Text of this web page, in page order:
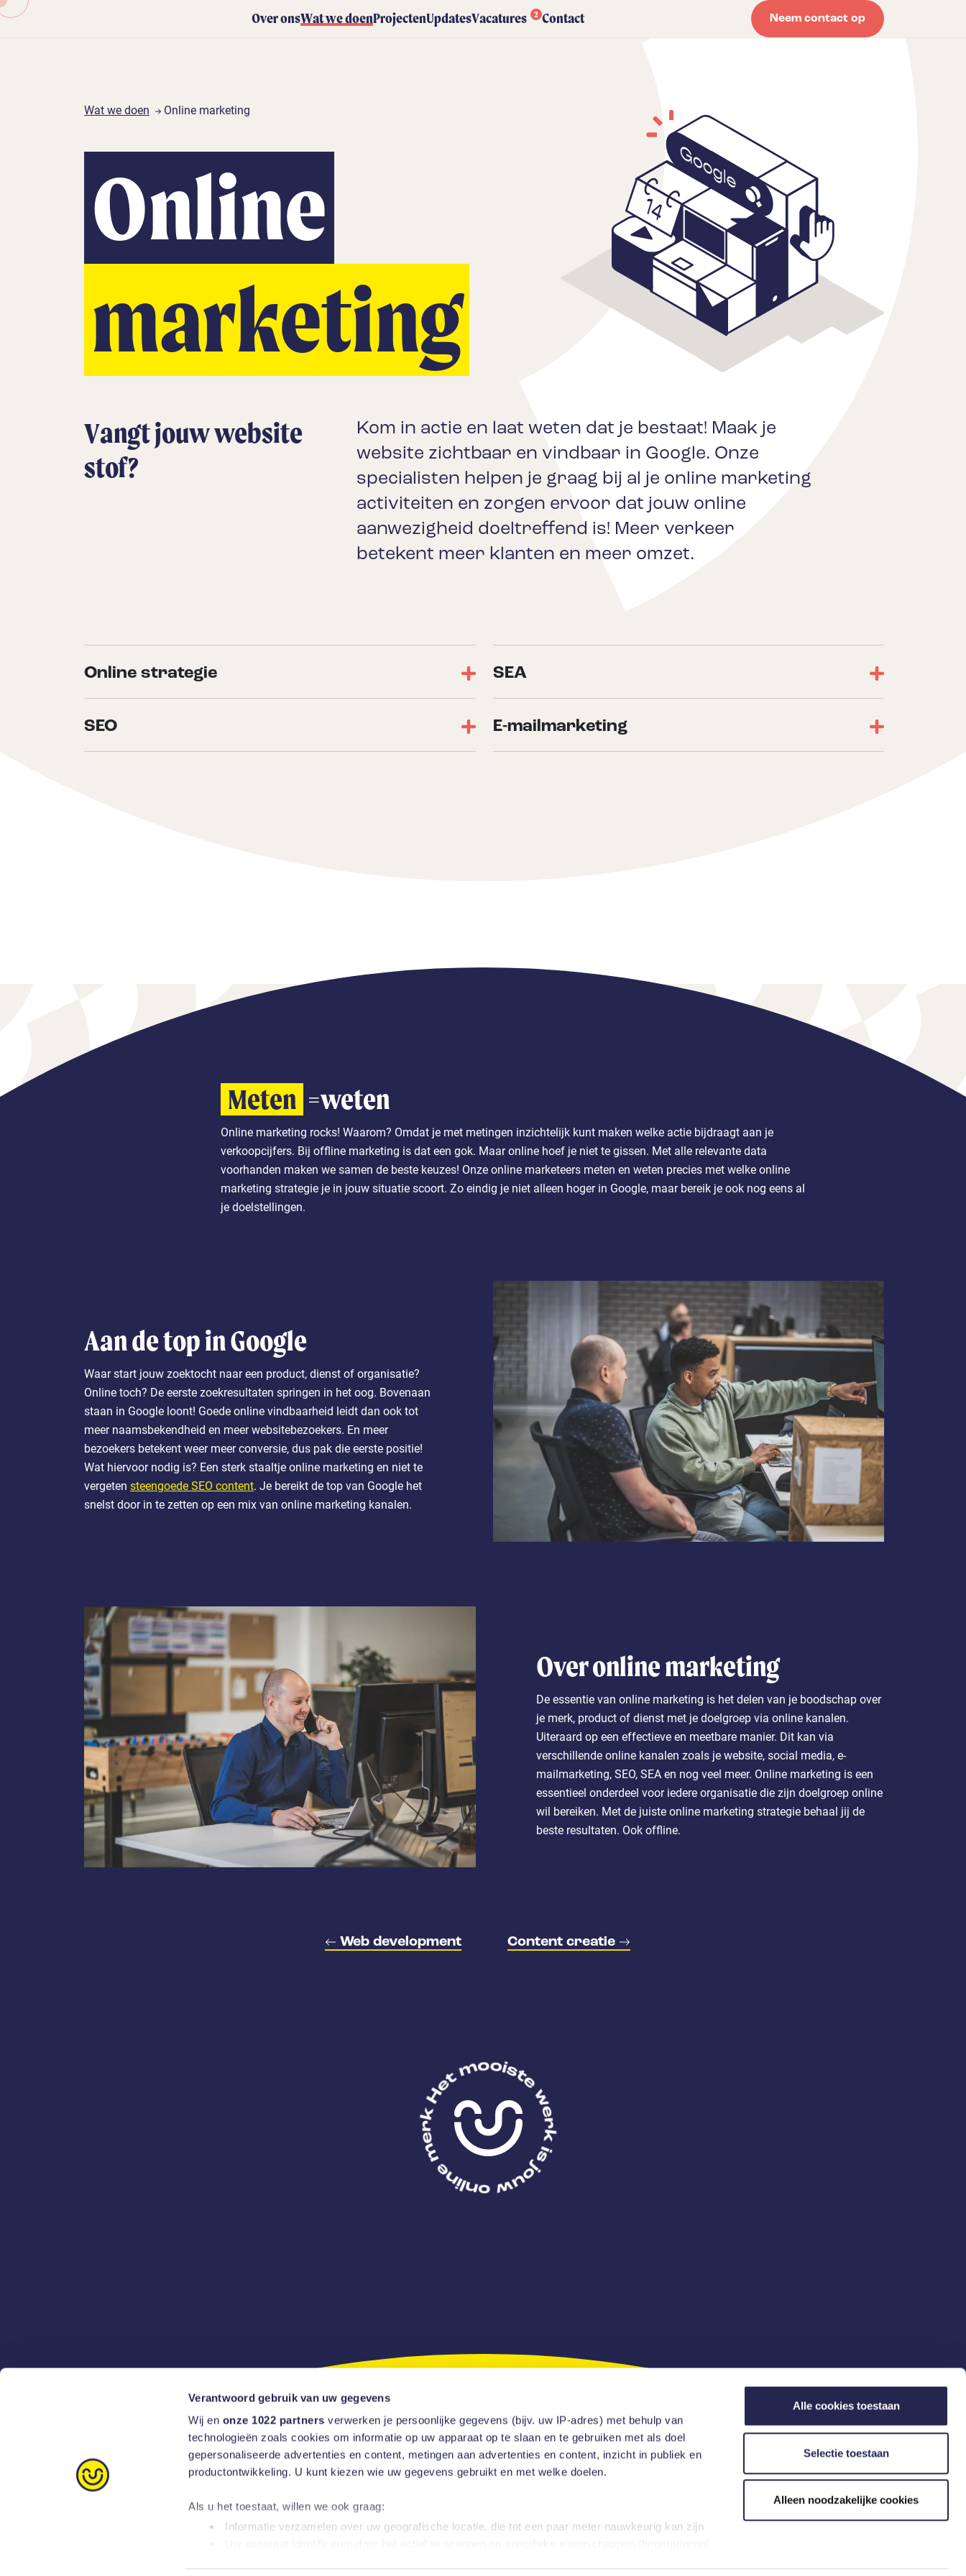
Verantwoord gebruik van uw gegevens
Wij en onze 1022 partners verwerken je persoonlijke gegevens (bijv. uw IP-adres) met behulp van
technologieën zoals cookies om informatie op uw apparaat op te slaan en te gebruiken met als doel
gepersonaliseerde advertenties en content, metingen aan advertenties en content, inzicht in publiek en
productontwikkeling. U kunt kiezen wie uw gegevens gebruikt en met welke doelen.
Als u het toestaat, willen we ook graag:
Informatie verzamelen over uw geografische locatie, die tot een paar meter nauwkeurig kan zijn
Alle cookies toestaan
Selectie toestaan
Alleen noodzakelijke cookies
Over onsWat we doenProjectenUpdatesVacatures 2 Contact Neem contact op
Wat we doen Online marketing
Online
marketing
Vangt jouw website
stof?
Kom in actie en laat weten dat je bestaat! Maak je
website zichtbaar en vindbaar in Google. Onze
specialisten helpen je graag bij al je online marketing
activiteiten en zorgen ervoor dat jouw online
aanwezigheid doeltreffend is! Meer verkeer
betekent meer klanten en meer omzet.
Online strategie
SEO
SEA
E-mailmarketing
Meten =weten
Online marketing rocks! Waarom? Omdat je met metingen inzichtelijk kunt maken welke actie bijdraagt aan je
verkoopcijfers. Bij offline marketing is dat een gok. Maar online hoef je niet te gissen. Met alle relevante data
voorhanden maken we samen de beste keuzes! Onze online marketeers meten en weten precies met welke online
marketing strategie je in jouw situatie scoort. Zo eindig je niet alleen hoger in Google, maar bereik je ook nog eens al
je doelstellingen.
Aan de top in Google
Waar start jouw zoektocht naar een product, dienst of organisatie?
Online toch? De eerste zoekresultaten springen in het oog. Bovenaan
staan in Google loont! Goede online vindbaarheid leidt dan ook tot
meer naamsbekendheid en meer websitebezoekers. En meer
bezoekers betekent weer meer conversie, dus pak die eerste positie!
Wat hiervoor nodig is? Een sterk staaltje online marketing en niet te
vergeten steengoede SEO content. Je bereikt de top van Google het
snelst door in te zetten op een mix van online marketing kanalen.
Over online marketing
De essentie van online marketing is het delen van je boodschap over
je merk, product of dienst met je doelgroep via online kanalen.
Uiteraard op een effectieve en meetbare manier. Dit kan via
verschillende online kanalen zoals je website, social media, e-
mailmarketing, SEO, SEA en nog veel meer. Online marketing is een
essentieel onderdeel voor iedere organisatie die zijn doelgroep online
wil bereiken. Met de juiste online marketing strategie behaal jij de
beste resultaten. Ook offline.
Web development Content creatie
Over ons